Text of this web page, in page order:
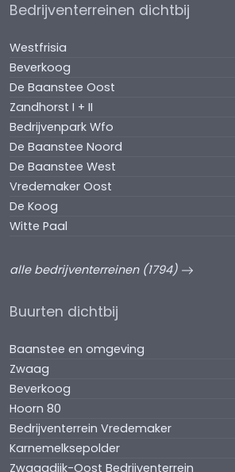
Bedrijventerreinen dichtbij
Westfrisia
Beverkoog
De Baanstee Oost
Zandhorst I + II
Bedrijvenpark Wfo
De Baanstee Noord
De Baanstee West
Vredemaker Oost
De Koog
Witte Paal
alle bedrijventerreinen (1794)
Buurten dichtbij
Baanstee en omgeving
Zwaag
Beverkoog
Hoorn 80
Bedrijventerrein Vredemaker
Karnemelksepolder
Zwaagdijk-Oost Bedrijventerrein